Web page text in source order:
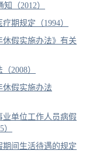
（2012）
期规定（1994）
休假实施办法》有关
2008）
休假实施办法
单位工作人员病假
期间生活待遇的规定